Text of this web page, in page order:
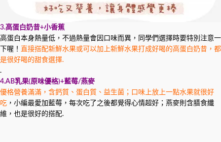
3.高蛋白奶昔+小香蕉
高蛋白本身熱量低，不過熱量會因口味而異，同學們選擇時要特別注意一
下喔！ 直接搭配新鮮水果或可以加上新鮮水果打成好喝的高蛋白奶昔，都
是很好喝的甜食選擇.
.
4.AB乳果(原味優格)+藍莓/燕麥
優格營養滿滿，含鈣質、蛋白質、益生菌；口味上放上一點水果就很好
吃 ，小編最愛加藍莓，每次吃了之後都覺得心情超好；燕麥則含膳食纖
維，也是很好的搭配.